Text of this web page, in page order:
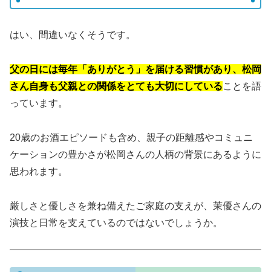
はい、間違いなくそうです。
父の日には毎年「ありがとう」を届ける習慣があり、松岡
さん自身も父親との関係をとても大切にしていることを語
っています。
20歳のお酒エピソードも含め、親子の距離感やコミュニ
ケーションの豊かさが松岡さんの人柄の背景にあるように
思われます。
厳しさと優しさを兼ね備えたご家庭の支えが、茉優さんの
演技と日常を支えているのではないでしょうか。